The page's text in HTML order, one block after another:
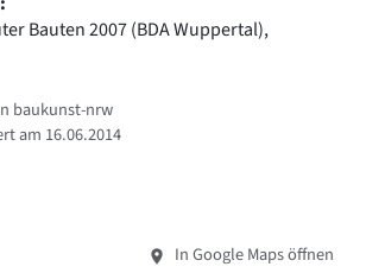
Bauten 2007 (BDA Wuppertal),
baukunst-nrw
am 16.06.2014
In Google Maps öffnen